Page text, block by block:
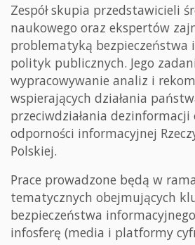
Zespół skupia przedstawicieli
naukowego oraz ekspertów
problematyką bezpieczeństwa
polityk publicznych. Jego
wypracowywanie analiz i
wspierających działania
przeciwdziałania
odporności informacyjnej
Polskiej.
Prace prowadzone będą w
tematycznych obejmujących
bezpieczeństwa
infosferę (media i platformy